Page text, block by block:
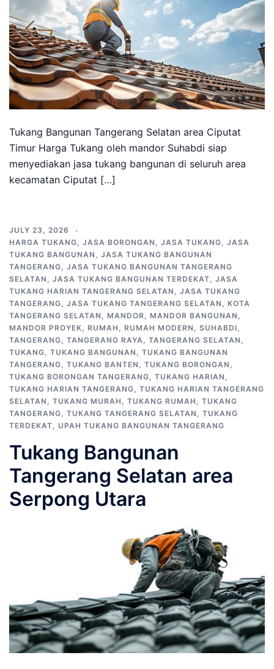
Tukang Bangunan Tangerang Selatan area Ciputat
Timur Harga Tukang oleh mandor Suhabdi siap
menyediakan jasa tukang bangunan di seluruh area
kecamatan Ciputat […]
JULY 23, 2026
HARGA TUKANG, JASA BORONGAN , JASA TUKANG, JASA
TUKANG BANGUNAN , JASA TUKANG BANGUNAN
TANGERANG, JASA TUKANG BANGUNAN TANGERANG
SELATAN , JASA TUKANG BANGUNAN TERDEKAT, JASA
TUKANG HARIAN TANGERANG SELATAN , JASA TUKANG
TANGERANG, JASA TUKANG TANGERANG SELATAN , KOTA
TANGERANG SELATAN , MANDOR, MANDOR BANGUNAN ,
MANDOR PROYEK, RUMAH , RUMAH MODERN , SUHABDI,
TANGERANG, TANGERANG RAYA, TANGERANG SELATAN ,
TUKANG, TUKANG BANGUNAN , TUKANG BANGUNAN
TANGERANG, TUKANG BANTEN , TUKANG BORONGAN ,
TUKANG BORONGAN TANGERANG, TUKANG HARIAN ,
TUKANG HARIAN TANGERANG, TUKANG HARIAN TANGERANG
SELATAN , TUKANG MURAH , TUKANG RUMAH , TUKANG
TANGERANG, TUKANG TANGERANG SELATAN , TUKANG
TERDEKAT, UPAH TUKANG BANGUNAN TANGERANG
Tukang Bangunan
Tangerang Selatan area
Serpong Utara